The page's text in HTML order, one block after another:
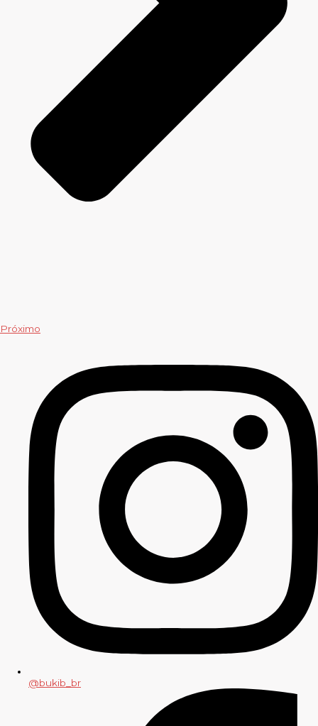
Próximo
@bukib_br